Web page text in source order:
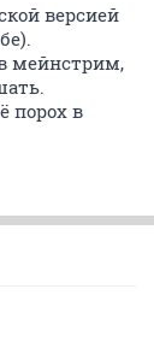
версией
мейнстрим,
порох в